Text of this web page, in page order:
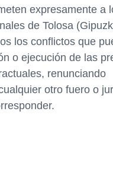
expresamente a
de Tolosa
los conflictos que
o ejecución de las
renunciando
otro fuero o